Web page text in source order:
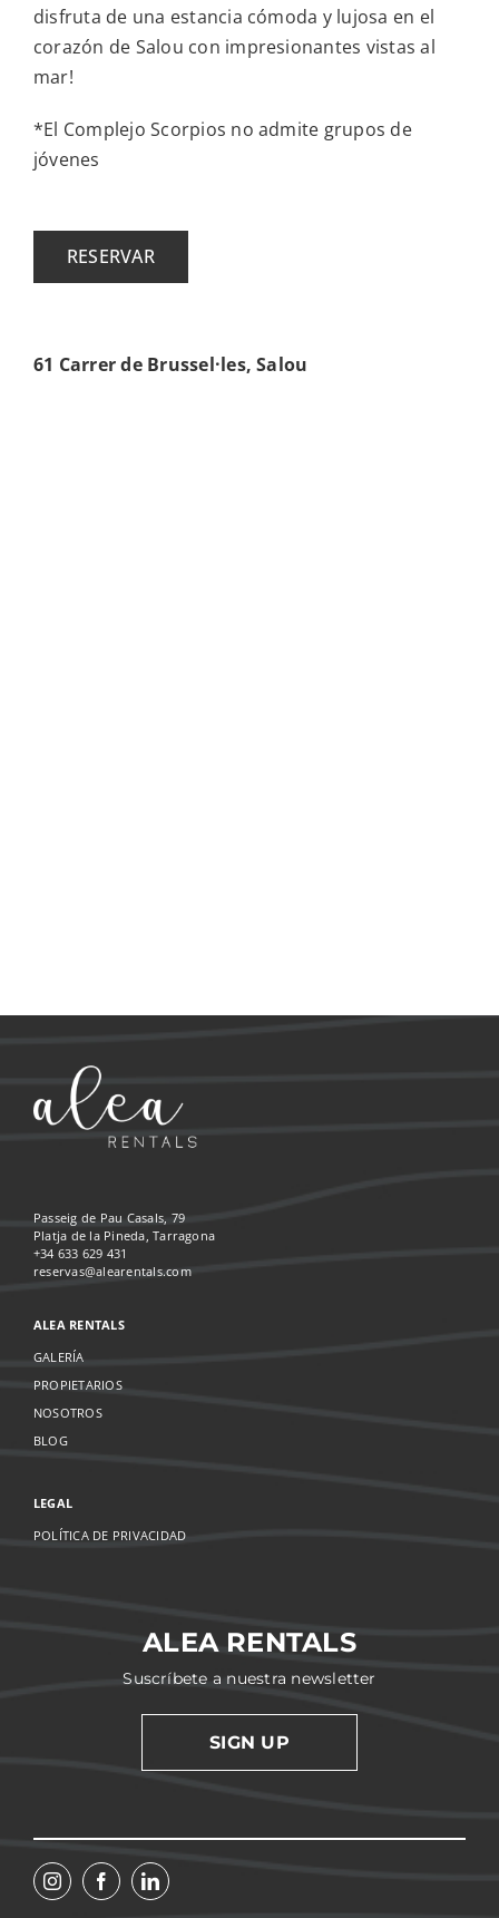
disfruta de una estancia cómoda y lujosa en el
corazón de Salou con impresionantes vistas al
mar!
*El Complejo Scorpios no admite grupos de
jóvenes
RESERVAR
61 Carrer de Brussel·les, Salou
Passeig de Pau Casals, 79
Platja de la Pineda, Tarragona
+34 633 629 431
reservas@alearentals.com
ALEA RENTALS
GALERÍA
PROPIETARIOS
NOSOTROS
BLOG
LEGAL
POLÍTICA DE PRIVACIDAD
ALEA RENTALS
Suscríbete a nuestra newsletter
SIGN UP